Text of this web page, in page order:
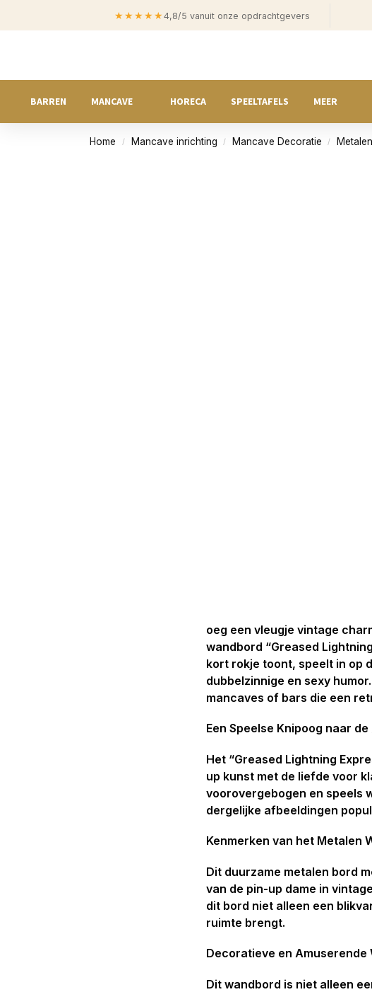
★★★★★ 4,8/5 vanuit onze opdrachtgevers
BARREN MANCAVE HORECA SPEELTAFELS MEER
Home / Mancave inrichting / Mancave Decoratie /
oeg een vleugje vintage
wandbord “Greased
kort rokje toont, speelt in op
dubbelzinnige en sexy
mancaves of bars die een
Een Speelse Knipoog naar
Het “Greased Lightning
up kunst met de liefde voor
voorovergebogen en speels
dergelijke afbeeldingen
Kenmerken van het Metalen
Dit duurzame metalen bord
van de pin-up dame in
dit bord niet alleen een
ruimte brengt.
Decoratieve en Amuserende
Dit wandbord is niet alleen